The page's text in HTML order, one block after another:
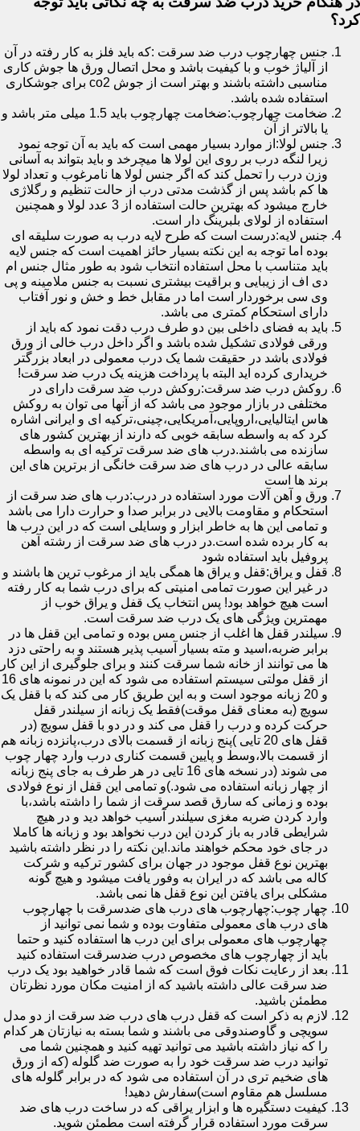
کرد؟
جنس چهارچوب درب ضد سرقت :که باید فلز به کار رفته در آن
از آلیاژ خوب و با کیفیت باشد و محل اتصال ورق ها جوش کاری
مناسبی داشته باشند و بهتر است از جوش co2 برای جوشکاری
استفاده شده باشد.
ضخامت چهارچوب:ضخامت چهارچوب باید 1.5 میلی متر باشد و
یا بالاتر از آن
جنس لولا:از موارد بسیار مهمی است که باید به آن توجه نمود
زیرا لنگه درب بر روی این لولا ها میچرخد و باید بتواند به آسانی
وزن درب را تحمل کند که اگر جنس لولا ها نامرغوب و تعداد لولا
ها کم باشد پس از گذشت مدتی درب از حالت تنظیم و رگلاژی
خارج میشود که بهترین حالت استفاده از 3 عدد لولا و همچنین
استفاده از لولای بلبرینگ دار است.
جنس لایه:درست است که طرح لایه درب به صورت سلیقه ای
بوده اما توجه به این نکته بسیار حائز اهمیت است که جنس لایه
باید متناسب با محل استفاده انتخاب شود به طور مثال جنس ام
دی اف از زیبایی و براقیت بیشتری نسبت به جنس ملامینه و پی
وی سی برخوردار است اما در مقابل خط و خش و نور آفتاب
دارای استحکام کمتری می باشد.
باید به فضای داخلی بین دو طرف درب دقت نمود که باید از
ورقی فولادی تشکیل شده باشد و اگر داخل درب خالی از ورق
فولادی باشد در حقیقت شما یک درب معمولی در ابعاد بزرگتر
خریداری کرده اید البته با پرداخت هزینه یک درب ضد سرقت!
روکش درب ضد سرقت:روکش درب ضد سرقت دارای در
مختلفی در بازار موجود می باشد که از آنها می توان به روکش
هاس ایتالیایی،اروپایی،آمریکایی،چینی،ترکیه ای و ایرانی اشاره
کرد که به واسطه سابقه خوبی که دارند از بهترین کشور های
سازنده می باشند.درب های ضد سرقت ترکیه ای به واسطه
سابقه عالی در درب های ضد سرقت خانگی از برترین های این
برند ها است
ورق و آهن آلات مورد استفاده در درب:درب های ضد سرقت از
استحکام و مقاومت بالایی در برابر صدا و حرارت دارا می باشد
و تمامی این ها به خاطر ابزار و وسایلی است که در این درب ها
به کار برده شده است.در درب های ضد سرقت از رشته آهن
پروفیل باید استفاده شود
قفل و یراق:قفل و یراق ها همگی باید از مرغوب ترین ها باشند و
در غیر این صورت تمامی امنیتی که برای درب شما به کار رفته
است هیچ خواهد بود! پس انتخاب یک قفل و یراق خوب از
مهمترین ویژگی های یک درب ضد سرقت است.
سیلندر قفل ها اغلب از جنس مس بوده و تمامی این قفل ها در
برابر ضربه،اسید و مته بسیار آسیب پذیر هستند و به راحتی دزد
ها می توانند از خانه شما سرقت کنند و برای جلوگیری از این کار
از قفل مولتی سیستم استفاده می شود که این در نمونه های 16
و 20 زبانه موجود است و به این طریق کار می کند که با قفل یک
سویچ (به معنای قفل موقت)فقط یک زبانه از سیلندر قفل
حرکت کرده و درب را قفل می کند و در دو با قفل سویچ (در
قفل های 20 تایی )پنج زبانه از قسمت بالای درب،پانزده زبانه هم
از قسمت بالا،وسط و پایین قسمت کناری درب وارد چهار چوب
می شوند (در نسخه های 16 تایی در هر طرف به جای پنج زبانه
از چهار زبانه استفاده می شود.)و تمامی این قفل از نوع فولادی
بوده و زمانی که سارق قصد سرقت از شما را داشته باشد،با
وارد کردن ضربه مغزی سیلندر آسیب خواهد دید و در هیچ
شرایطی قادر به باز کردن این درب نخواهد بود و زبانه ها کاملا
در جای خود محکم خواهند ماند.این نکته را در نظر داشته باشید
بهترین نوع قفل موجود در جهان برای کشور ترکیه و شرکت
کاله می باشد که در ایران به وفور یافت میشود و هیچ گونه
مشکلی برای یافتن این نوع قفل ها نمی باشد.
چهار چوب:چهارچوب های درب های ضدسرقت با چهارچوب
های درب های معمولی متفاوت بوده و شما نمی توانید از
چهارچوب های معمولی برای این درب ها استفاده کنید و حتما
باید از چهارچوب های مخصوص درب ضدسرقت استفاده کنید
بعد از رعایت نکات فوق است که شما قادر خواهید بود یک درب
ضد سرقت عالی داشته باشید که از امنیت مکان مورد نظرتان
مطمئن باشید.
لازم به ذکر است که قفل درب های درب ضد سرقت از دو مدل
سویچی و گاوصندوقی می باشند و شما بسته به نیازتان هر کدام
را که نیاز داشته باشید می توانید تهیه کنید و همچنین شما می
توانید درب ضد سرقت خود را به صورت ضد گلوله (که از ورق
های ضخیم تری در آن استفاده می شود که در برابر گلوله های
مسلسل هم مقاوم است)سفارش دهید!
کیفیت دستگیره ها و ابزار یراقی که در ساخت درب های ضد
سرقت مورد استفاده قرار گرفته است مطمئن شوید.